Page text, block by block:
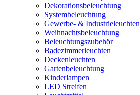
Dekorationsbeleuchtung
Systembeleuchtung
Gewerbe- & Industrieleuchten
Weihnachtsbeleuchtung
Beleuchtungszubehör
Badezimmerleuchten
Deckenleuchten
Gartenbeleuchtung
Kinderlampen
LED Streifen